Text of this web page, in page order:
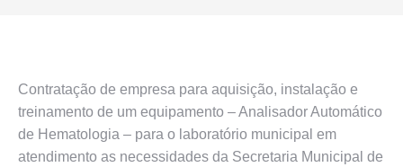
Contratação de empresa para aquisição, instalação e
treinamento de um equipamento – Analisador Automático
de Hematologia – para o laboratório municipal em
atendimento as necessidades da Secretaria Municipal de